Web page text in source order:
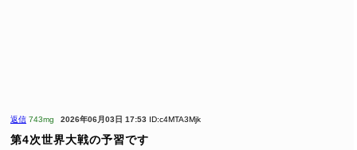
返信 743mg 2026年06月03日 17:53 ID:c4MTA3Mjk
第4次世界大戦の予習です